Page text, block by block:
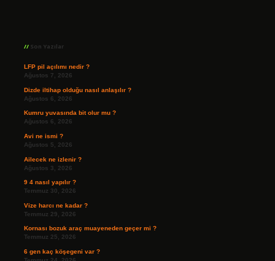
Son Yazılar
LFP pil açılımı nedir ?
Ağustos 7, 2026
Dizde iltihap olduğu nasıl anlaşılır ?
Ağustos 6, 2026
Kumru yuvasında bit olur mu ?
Ağustos 6, 2026
Avi ne ismi ?
Ağustos 5, 2026
Ailecek ne izlenir ?
Ağustos 3, 2026
9 4 nasıl yapılır ?
Temmuz 30, 2026
Vize harcı ne kadar ?
Temmuz 29, 2026
Kornası bozuk araç muayeneden geçer mi ?
Temmuz 25, 2026
6 gen kaç köşegeni var ?